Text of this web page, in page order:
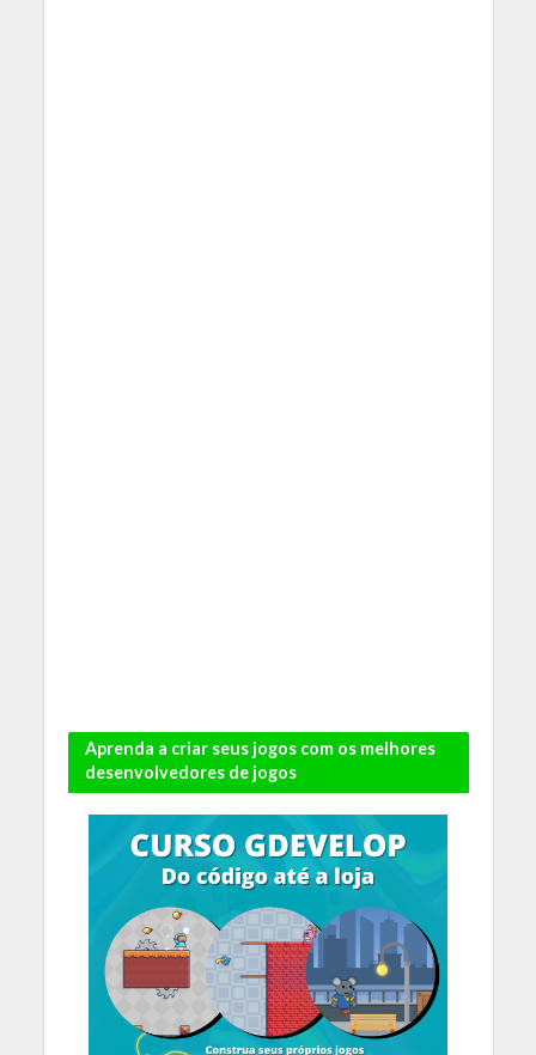
Aprenda a criar seus jogos com os melhores
desenvolvedores de jogos